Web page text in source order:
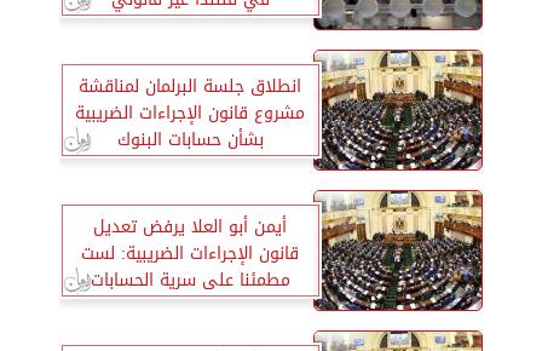
انطلاق جلسة البرلمان لمناقشة
مشروع قانون الإجراءات الضريبية
بشأن حسابات البنوك
أيمن أبو العلا يرفض تعديل
قانون الإجراءات الضريبية: لست
مطمئنا على سرية الحسابات